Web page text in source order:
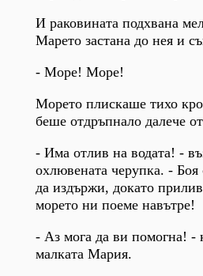
И раковината подхвана
Марето застана до нея и
- Море! Море!
Морето плискаше тихо
беше отдръпнало далече
- Има отлив на водата! -
охлювената черупка. - Боя
да издържи, докато
морето ни поеме навътре!
- Аз мога да ви помогна! -
малката Мария.